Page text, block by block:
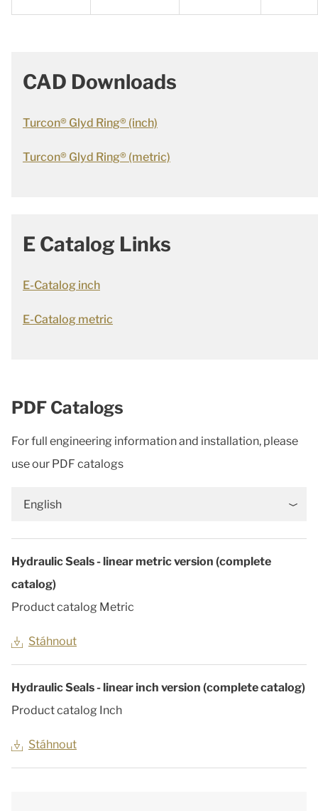
CAD Downloads
Turcon® Glyd Ring® (inch)
Turcon® Glyd Ring® (metric)
E Catalog Links
E-Catalog inch
E-Catalog metric
PDF Catalogs
For full engineering information and installation, please
use our PDF catalogs
English
Hydraulic Seals - linear metric version (complete
catalog)
Product catalog Metric
Stáhnout
Hydraulic Seals - linear inch version (complete catalog)
Product catalog Inch
Stáhnout